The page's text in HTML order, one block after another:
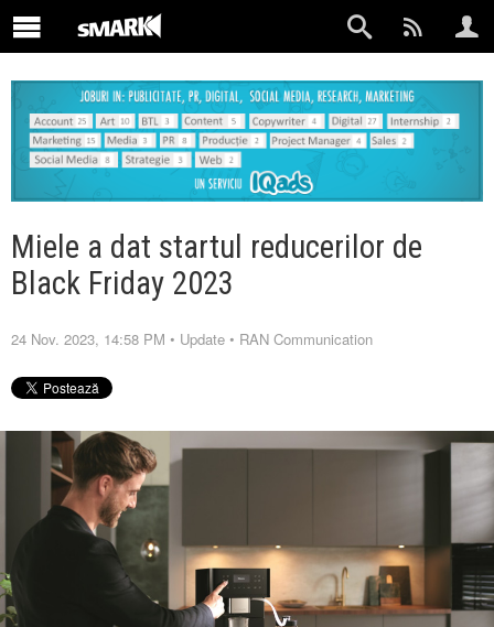
Miele a dat startul reducerilor de
Black Friday 2023
24 Nov. 2023, 14:58 PM • Update • RAN Communication